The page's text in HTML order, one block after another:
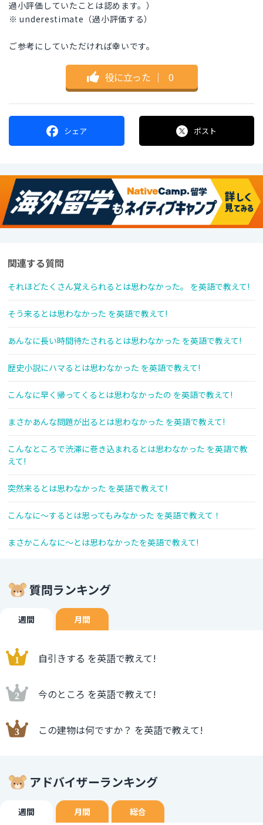
過小評価していたことは認めます。）
※ underestimate（過小評価する）
ご参考にしていただければ幸いです。
役に立った ｜ 0
シェア ポスト
関連する質問
それほどたくさん覚えられるとは思わなかった。 を英語で教えて!
そう来るとは思わなかった を英語で教えて!
あんなに長い時間待たされるとは思わなかった を英語で教えて!
歴史小説にハマるとは思わなかった を英語で教えて!
こんなに早く帰ってくるとは思わなかったの を英語で教えて!
まさかあんな問題が出るとは思わなかった を英語で教えて!
こんなところで渋滞に巻き込まれるとは思わなかった を英語で教
えて!
突然来るとは思わなかった を英語で教えて!
こんなに～するとは思ってもみなかった を英語で教えて！
まさかこんなに～とは思わなかったを英語で教えて!
質問ランキング
週間 月間
自引きする を英語で教えて!
今のところ を英語で教えて!
この建物は何ですか？ を英語で教えて!
アドバイザーランキング
週間 月間 総合